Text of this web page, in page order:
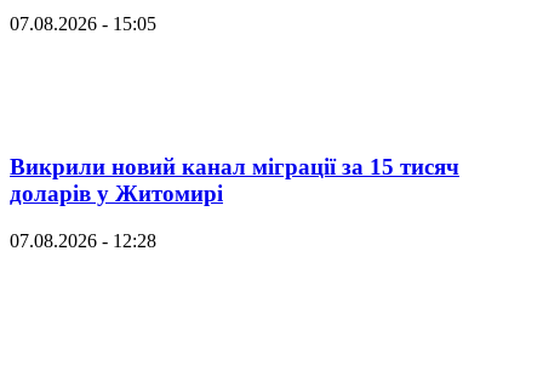
07.08.2026 - 15:05
Викрили новий канал міграції за 15 тисяч
доларів у Житомирі
07.08.2026 - 12:28